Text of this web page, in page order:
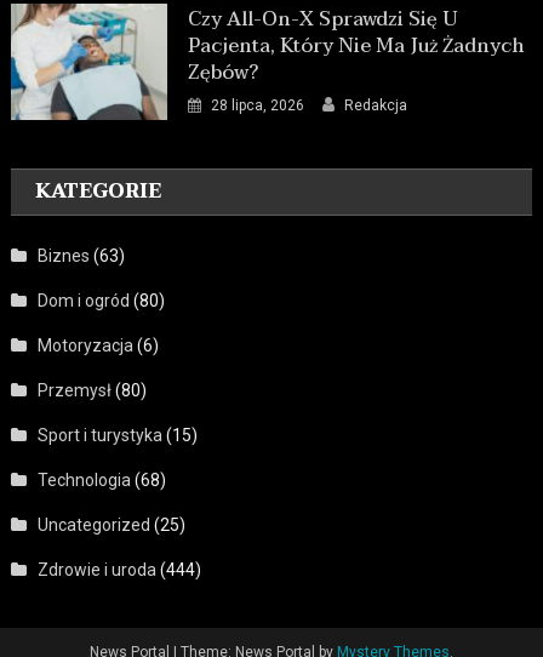
Czy All-On-X Sprawdzi Się U
Pacjenta, Który Nie Ma Już Żadnych
Zębów?
28 lipca, 2026 Redakcja
KATEGORIE
Biznes (63)
Dom i ogród (80)
Motoryzacja(6)
Przemysł(80)
Sport i turystyka(15)
Technologia(68)
Uncategorized (25)
Zdrowie i uroda(444)
News Portal Theme: News Portal by Mystery Themes.